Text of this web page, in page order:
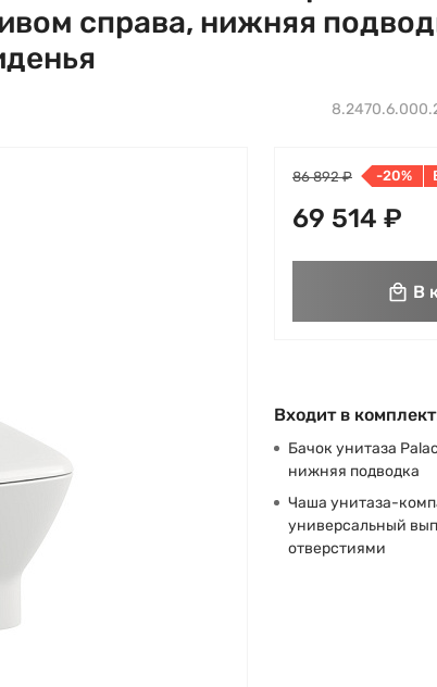
справа, нижняя
86 892 ₽ -20%
69 514 ₽
В
Входит в
Бачок унитаза
нижняя подводка
Чаша унитаза-
универсальный
отверстиями